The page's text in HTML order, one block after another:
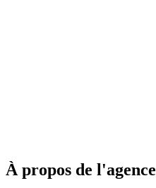
À propos de l'agence